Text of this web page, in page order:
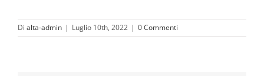
Di alta-admin | Luglio 10th, 2022 | 0 Commenti